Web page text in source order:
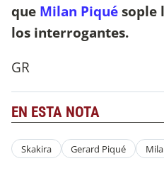
que Milan Piquésople
los interrogantes.
GR
EN ESTA NOTA
Skakira Gerard Piqué